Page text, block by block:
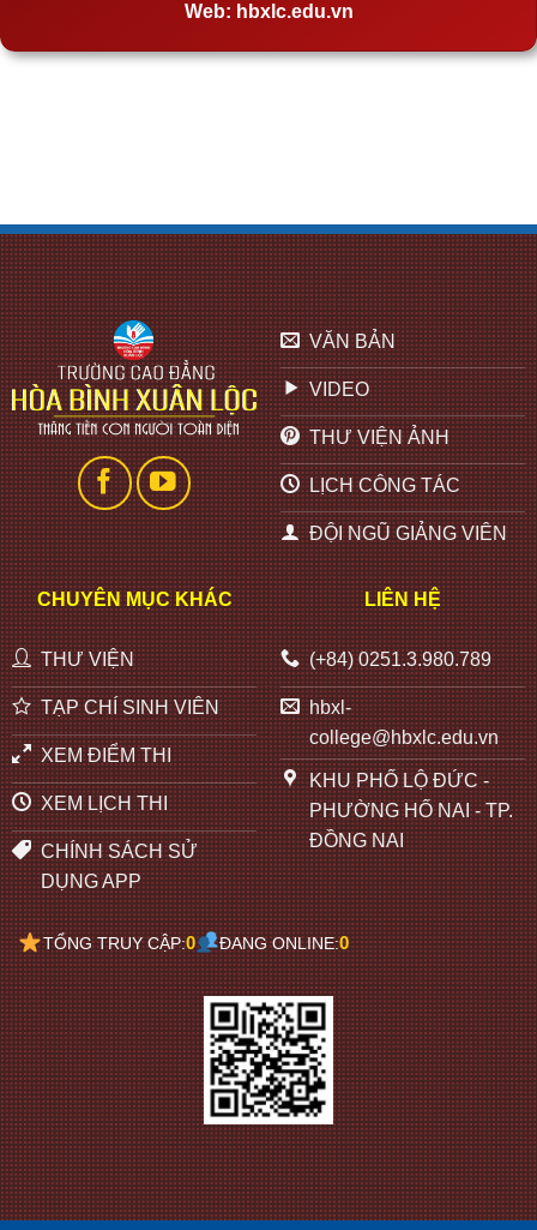
Web: hbxlc.edu.vn
VĂN BẢN
VIDEO
THƯ VIỆN ẢNH
LỊCH CÔNG TÁC
ĐỘI NGŨ GIẢNG VIÊN
CHUYÊN MỤC KHÁC
THƯ VIỆN
TẠP CHÍ SINH VIÊN
XEM ĐIỂM THI
XEM LỊCH THI
CHÍNH SÁCH SỬ
DỤNG APP
LIÊN HỆ
(+84) 0251.3.980.789
hbxl-
college@hbxlc.edu.vn
KHU PHỐ LỘ ĐỨC -
PHƯỜNG HỐ NAI - TP.
ĐỒNG NAI
TỔNG TRUY CẬP:0 ĐANG ONLINE:0